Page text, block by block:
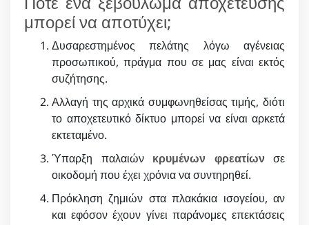
μπορεί να αποτύχει;
Δυσαρεστημένος πελάτης λόγω αγένειας
προσωπικού, πράγμα που σε μας είναι εκτός
συζήτησης.
Αλλαγή της αρχικά συμφωνηθείσας τιμής, διότι
το αποχετευτικό δίκτυο μπορεί να είναι αρκετά
εκτεταμένο.
Ύπαρξη παλαιών κρυμένων φρεατίωνσε
οικοδομή που έχει χρόνια να συντηρηθεί.
Πρόκληση ζημιών στα πλακάκια ισογείου, αν
και εφόσον έχουν γίνει παράνομες επεκτάσεις